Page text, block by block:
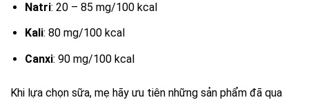
Natri: 20 – 85 mg/100 kcal
Kali: 80 mg/100 kcal
Canxi: 90 mg/100 kcal
Khi lựa chọn sữa, mẹ hãy ưu tiên những sản phẩm đã qua